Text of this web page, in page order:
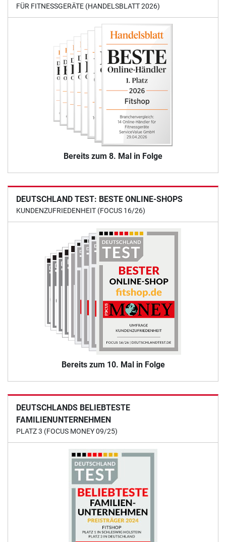
FÜR FITNESSGERÄTE (HANDELSBLATT 2026)
Bereits zum 8. Mal in Folge
DEUTSCHLAND TEST: BESTE ONLINE-SHOPS
KUNDENZUFRIEDENHEIT (FOCUS 16/26)
Bereits zum 10. Mal in Folge
DEUTSCHLANDS BELIEBTESTE
FAMILIENUNTERNEHMEN
PLATZ 3 (FOCUS MONEY 09/25)